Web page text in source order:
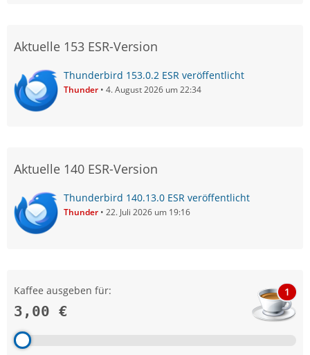
Aktuelle 153 ESR-Version
Thunderbird 153.0.2 ESR veröffentlicht
Thunder 4. August 2026 um 22:34
Aktuelle 140 ESR-Version
Thunderbird 140.13.0 ESR veröffentlicht
Thunder 22. Juli 2026 um 19:16
Kaffee ausgeben für:
3,00 €
1